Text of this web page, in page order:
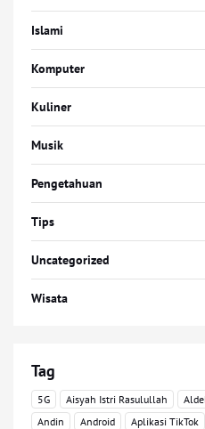
Islami
Komputer
Kuliner
Musik
Pengetahuan
Tips
Uncategorized
Wisata
Tag
5G Aisyah Istri Rasulullah
Andin
Android Aplikasi TikTok